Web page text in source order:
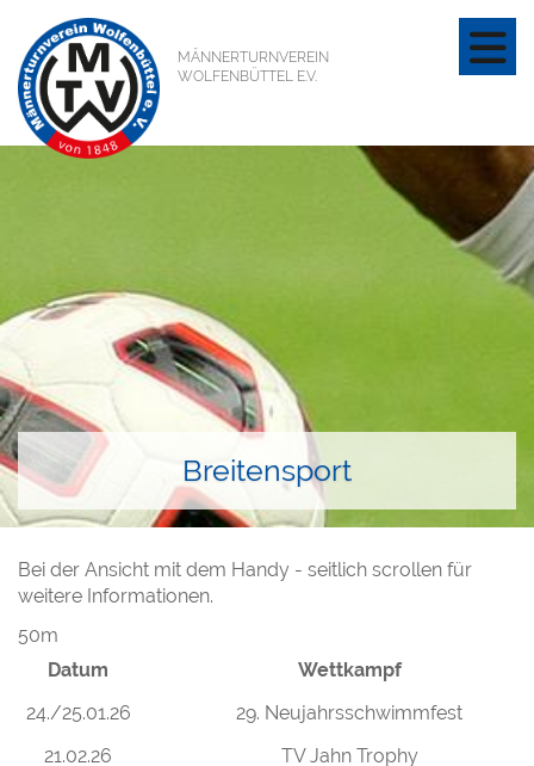
MÄNNERTURNVEREIN
WOLFENBÜTTEL E.V.
Breitensport
Bei der Ansicht mit dem Handy - seitlich scrollen für
weitere Informationen.
50m
Datum
Wettkampf
24./25.01.26
29. Neujahrsschwimmfest
21.02.26
TV Jahn Trophy